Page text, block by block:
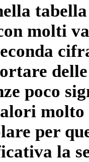
molti
poco
per
la